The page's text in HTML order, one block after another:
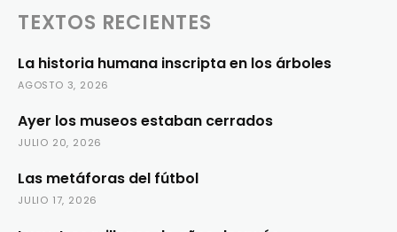
TEXTOS RECIENTES
La historia humana inscripta en los árboles
AGOSTO 3, 2026
Ayer los museos estaban cerrados
JULIO 20, 2026
Las metáforas del fútbol
JULIO 17, 2026